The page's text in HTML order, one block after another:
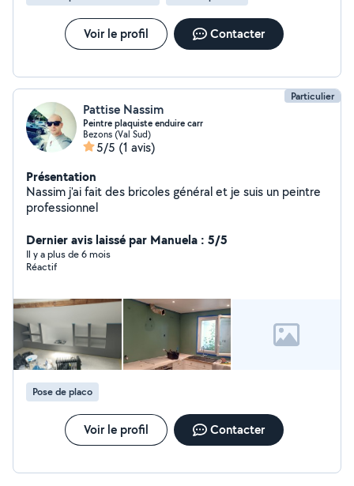
Voir le profil Contacter
Particulier
Pattise Nassim
Peintre plaquiste enduire carr
Bezons (Val Sud)
5/5 (1 avis)
Présentation
Nassim j'ai fait des bricoles général et je suis un peintre
professionnel
Dernier avis laissé par Manuela : 5/5
Il y a plus de 6 mois
Réactif
Pose de placo
Voir le profil Contacter